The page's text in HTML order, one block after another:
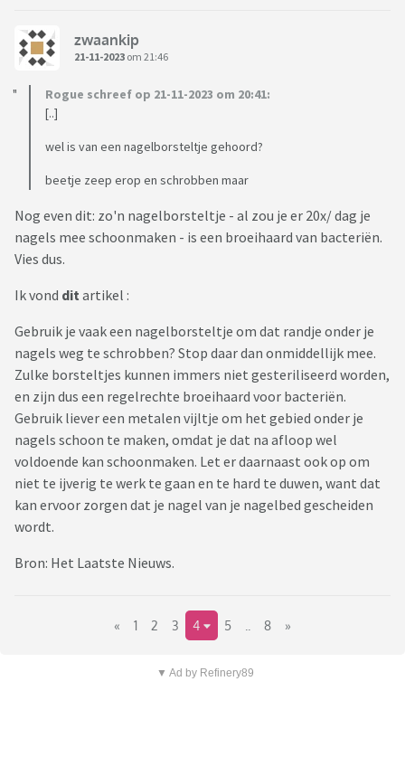
zwaankip
21-11-2023 om 21:46
Rogue schreef op 21-11-2023 om 20:41:
[..]
wel is van een nagelborsteltje gehoord?
beetje zeep erop en schrobben maar
Nog even dit: zo'n nagelborsteltje - al zou je er 20x/ dag je
nagels mee schoonmaken - is een broeihaard van bacteriën.
Vies dus.
Ik vond dit artikel :
Gebruik je vaak een nagelborsteltje om dat randje onder je
nagels weg te schrobben? Stop daar dan onmiddellijk mee.
Zulke borsteltjes kunnen immers niet gesteriliseerd worden,
en zijn dus een regelrechte broeihaard voor bacteriën.
Gebruik liever een metalen vijltje om het gebied onder je
nagels schoon te maken, omdat je dat na afloop wel
voldoende kan schoonmaken. Let er daarnaast ook op om
niet te ijverig te werk te gaan en te hard te duwen, want dat
kan ervoor zorgen dat je nagel van je nagelbed gescheiden
wordt.
Bron: Het Laatste Nieuws.
« 1 2 3 4 5 8 »
▼ Ad by Refinery89